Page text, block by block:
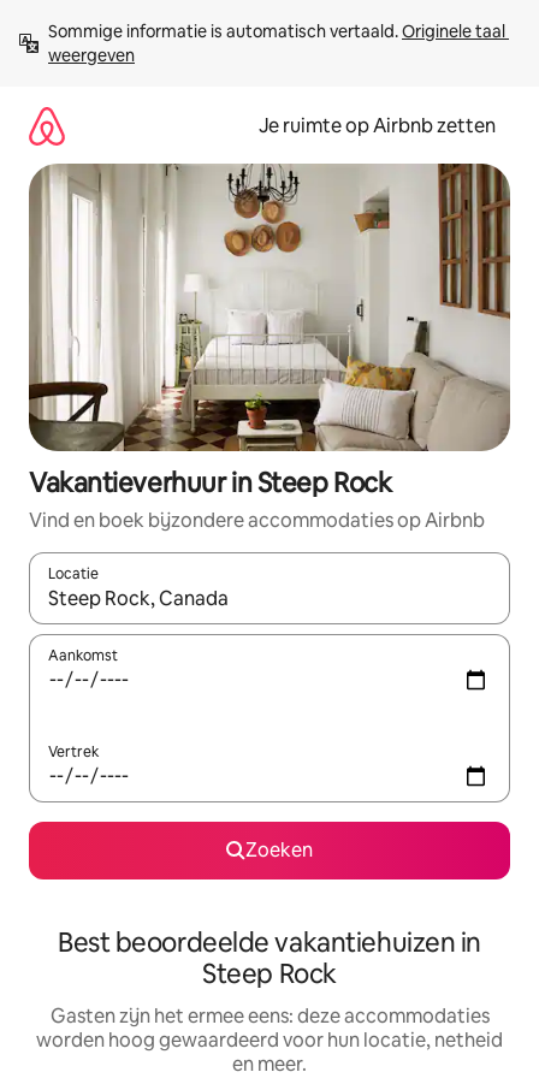
direct
naar
Sommige informatie is automatisch vertaald. Originele taal
weergeven
Je ruimte op Airbnb zetten
Vakantieverhuur in Steep Rock
Vind en boek bijzondere accommodaties op Airbnb
Locatie
Wanneer er suggesties beschikbaar zijn, maak je een keuze
Aankomst
Vertrek
Zoeken
Best beoordeelde vakantiehuizen in
Steep Rock
Gasten zijn het ermee eens: deze accommodaties
worden hoog gewaardeerd voor hun locatie, netheid
en meer.